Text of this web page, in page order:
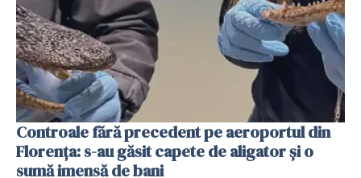
Controale fără precedent pe aeroportul din
Florența: s-au găsit capete de aligator și o
sumă imensă de bani